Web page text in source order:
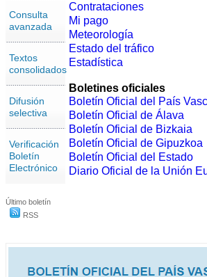
Consulta
avanzada
Textos
consolidados
Difusión
selectiva
Verificación
Boletín
Electrónico
Último boletín
RSS
Contrataciones
Mi pago
Meteorología
Estado del tráfico
Estadística
Boletines oficiales
Boletín Oficial del País
Boletín Oficial de Álava
Boletín Oficial de Bizkaia
Boletín Oficial de Gipuzkoa
Boletín Oficial del Estado
Diario Oficial de la Unión